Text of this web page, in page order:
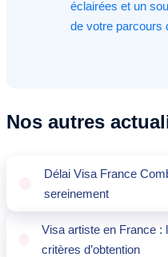
éclairées et un
de votre parcours
Nos autres
Délai Visa France
sereinement
Visa artiste en France :
critères d’obtention